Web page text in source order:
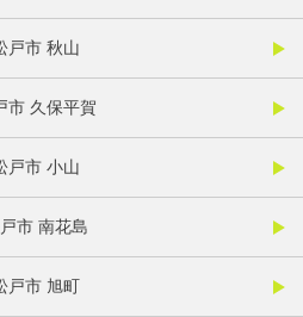
戸市 秋山
市 久保平賀
戸市 小山
市 南花島
戸市 旭町